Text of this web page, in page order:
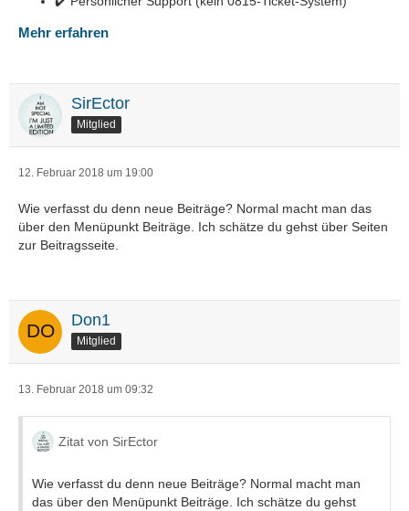
Mehr erfahren
SirEctor
Mitglied
12. Februar 2018 um 19:00
Wie verfasst du denn neue Beiträge? Normal macht man das
über den Menüpunkt Beiträge. Ich schätze du gehst über Seiten
zur Beitragsseite.
Don1
Mitglied
13. Februar 2018 um 09:32
Zitat von SirEctor
Wie verfasst du denn neue Beiträge? Normal macht man
das über den Menüpunkt Beiträge. Ich schätze du gehst